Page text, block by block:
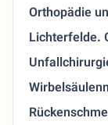
Orthopädie
Lichterfelde.